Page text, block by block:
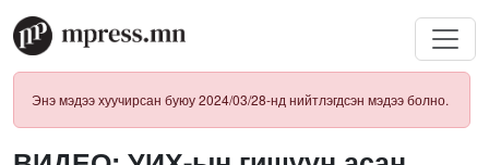
Энэ мэдээ хуучирсан буюу 2024/03/28-нд нийтлэгдсэн мэдээ болно.